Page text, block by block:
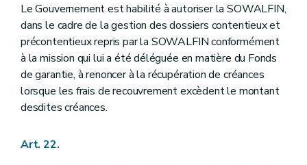
Le Gouvernement est habilité à autoriser la SOWALFIN,
dans le cadre de la gestion des dossiers contentieux et
précontentieux repris par la SOWALFIN conformément
à la mission qui lui a été déléguée en matière du Fonds
de garantie, à renoncer à la récupération de créances
lorsque les frais de recouvrement excèdent le montant
desdites créances.
Art. 22.